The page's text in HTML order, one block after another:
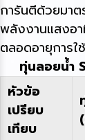
การันตีด้วยมาต
พลังงานแสงอ
ตลอดอายุการ
ทุ่นลอยน้ำ
หัวข้อ
เปรียบ
เทียบ